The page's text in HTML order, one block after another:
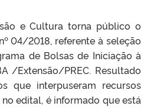
e Cultura torna público o
04/2018, referente à seleção
de Bolsas de Iniciação à
/Extensão/PREC. Resultado
que interpuseram recursos
edital, é informado que está